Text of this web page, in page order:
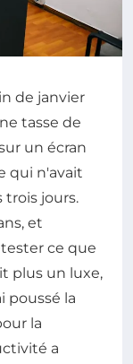
de janvier
tasse de
un écran
qui n'avait
trois jours.
et
ce que
plus un luxe,
poussé la
la
a